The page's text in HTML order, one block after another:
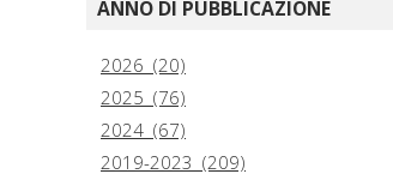
ANNO DI PUBBLICAZIONE
2026 (20)
2025 (76)
2024 (67)
2019-2023 (209)